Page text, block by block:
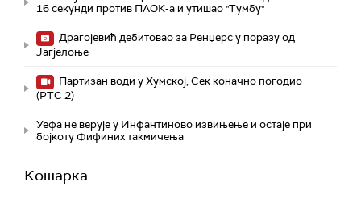
16 секунди против ПАОК-а и утишао "Тумбу"
Драгојевић дебитовао за Ренџерс у поразу од
Јагјелоње
Партизан води у Хумској, Сек коначно погодио
(РТС 2)
Уефа не верује у Инфантиново извињење и остаје при
бојкоту Фифиних такмичења
Кошарка